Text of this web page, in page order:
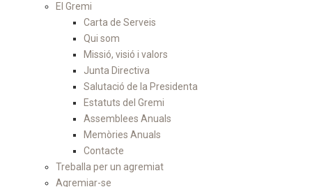
El Gremi
Carta de Serveis
Qui som
Missió, visió i valors
Junta Directiva
Salutació de la Presidenta
Estatuts del Gremi
Assemblees Anuals
Memòries Anuals
Contacte
Treballa per un agremiat
Agremiar-se